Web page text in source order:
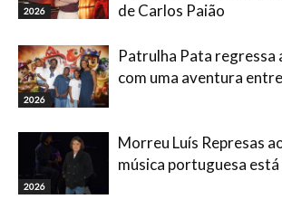
2026
de Carlos Paião
2026
Patrulha Pata regressa
com uma aventura
2026
Morreu Luís Represas
música portuguesa